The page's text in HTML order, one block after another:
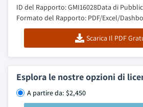
ID del Rapporto: GMI16028Data di
Formato del Rapporto: PDF/Excel/
Scarica Il PDF
Esplora le nostre opzioni di
A partire da: $2,450